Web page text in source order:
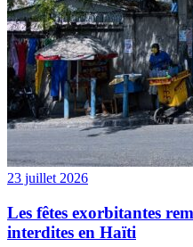
23 juillet 2026
Les fêtes exorbitantes
interdites en Haïti